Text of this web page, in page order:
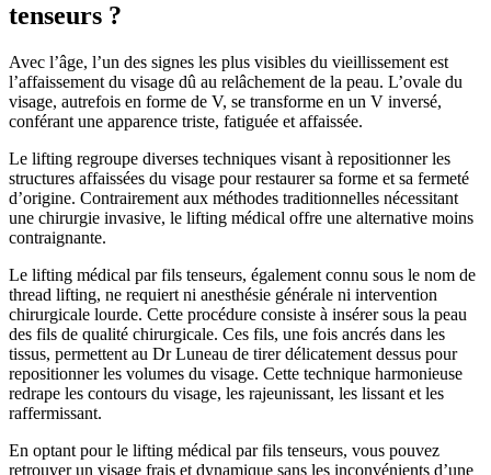
tenseurs ?
Avec l’âge, l’un des signes les plus visibles du vieillissement est
l’affaissement du visage dû au relâchement de la peau. L’ovale du
visage, autrefois en forme de V, se transforme en un V inversé,
conférant une apparence triste, fatiguée et affaissée.
Le lifting regroupe diverses techniques visant à repositionner les
structures affaissées du visage pour restaurer sa forme et sa fermeté
d’origine. Contrairement aux méthodes traditionnelles nécessitant
une chirurgie invasive, le lifting médical offre une alternative moins
contraignante.
Le lifting médical par fils tenseurs, également connu sous le nom de
thread lifting, ne requiert ni anesthésie générale ni intervention
chirurgicale lourde. Cette procédure consiste à insérer sous la peau
des fils de qualité chirurgicale. Ces fils, une fois ancrés dans les
tissus, permettent au Dr Luneau de tirer délicatement dessus pour
repositionner les volumes du visage. Cette technique harmonieuse
redrape les contours du visage, les rajeunissant, les lissant et les
raffermissant.
En optant pour le lifting médical par fils tenseurs, vous pouvez
retrouver un visage frais et dynamique sans les inconvénients d’une